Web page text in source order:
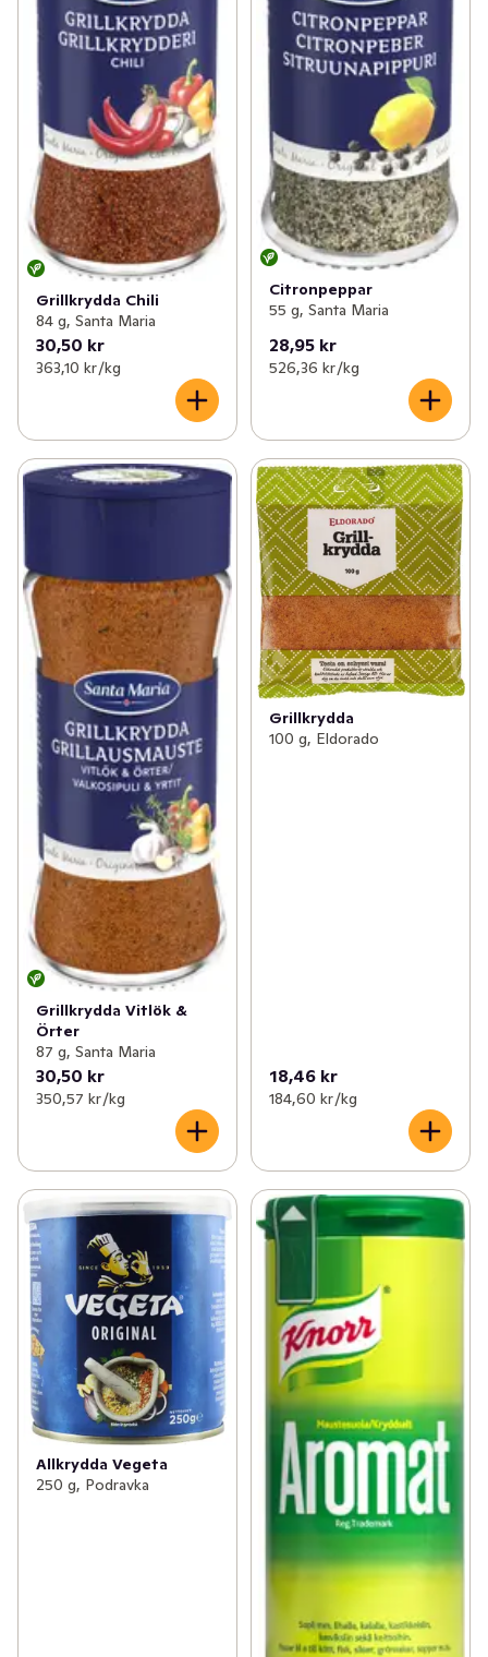
Grillkrydda Chili
84 g, Santa Maria
30,50 kr
363,10 kr /kg
Citronpeppar
55 g, Santa Maria
28,95 kr
526,36 kr /kg
Grillkrydda Vitlök &
Örter
87 g, Santa Maria
30,50 kr
350,57 kr /kg
Grillkrydda
100 g, Eldorado
18,46 kr
184,60 kr /kg
Allkrydda Vegeta
250 g, Podravka